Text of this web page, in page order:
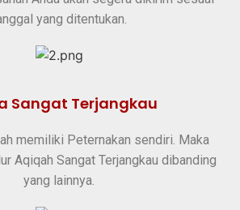
yang ditentukan.
Sangat Terjangkau
memiliki Peternakan sendiri. Maka
Aqiqah Sangat Terjangkau dibanding
yang lainnya.